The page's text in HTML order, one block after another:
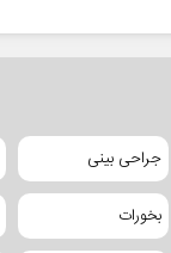
جراحی بینی
بخورات